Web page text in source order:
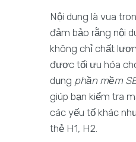
Nội dung là vua
đảm bảo rằng nội
không chỉ chất
được tối ưu hóa
dụng phần mềm
giúp bạn kiểm tra
các yếu tố khác
thẻ H1, H2.